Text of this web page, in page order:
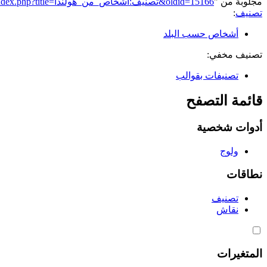
تصنيف:
أشخاص حسب البلد
تصنيف مخفي:
تصنيفات بقوالب
قائمة التصفح
أدوات شخصية
ولوج
نطاقات
تصنيف
نقاش
المتغيرات